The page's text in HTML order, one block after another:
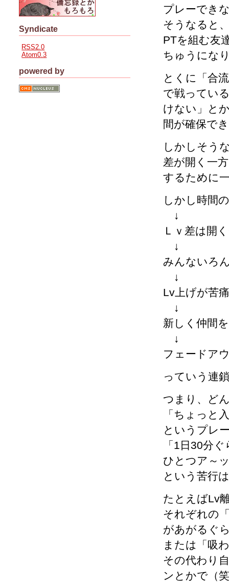
プレーでき
そうなると
PTを組む友
ちゅうにな
とくに「合
で戦ってい
けない」と
間が確保で
しかしそう
差が開く一
するために
しかし時間
↓
Ｌｖ差は開
↓
みんないろ
↓
Lv上げが苦痛
↓
新しく仲間
↓
フェードア
っていう連
つまり、ど
「ちょっと
というプレ
「1日30分
ひとつア～
という苦行
たとえばLv
それぞれの
があがるぐ
または「吸
その代わり
ンとかで（
Syndicate
RSS2.0
Atom0.3
powered by